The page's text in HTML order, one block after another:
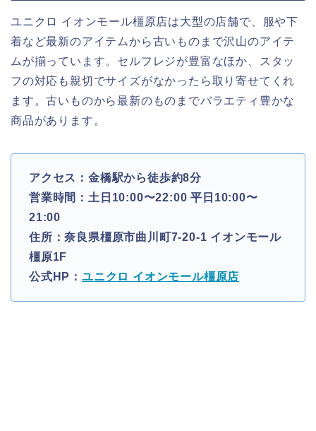
ユニクロ イオンモール橿原店は大型の店舗で、服や下
着など最新のアイテムから古いものまで沢山のアイテ
ムが揃っています。セルフレジが豊富なほか、スタッ
フの対応も親切でサイズがなかったら取り寄せてくれ
ます。古いものから最新のものまでバラエティ豊かな
商品があります。
アクセス：金橋駅から徒歩約8分
営業時間：土日10:00〜22:00 平日10:00〜
21:00
住所：奈良県橿原市曲川町7-20-1 イオンモール
橿原1F
公式HP： ユニクロ イオンモール橿原店